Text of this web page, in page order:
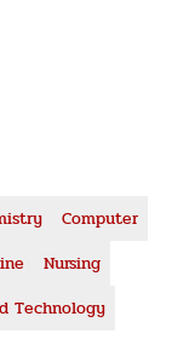
Computer
Nursing
Technology